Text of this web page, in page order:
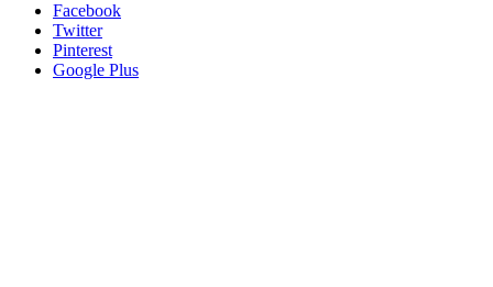
Facebook
Twitter
Pinterest
Google Plus